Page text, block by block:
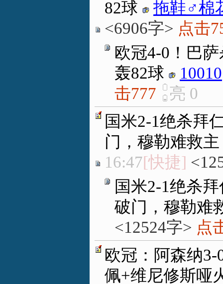
82球
拖鞋♂棉
<6906字> 点击
欧冠4-0！巴
轰82球
10010
击777
亮 0
国米2-1绝杀拜
门，穆勒难救主
16:47[快捷]
国米2-1绝杀
破门，穆勒难
<12524字> 点
欧冠：阿森纳
佩+维尼修斯哑